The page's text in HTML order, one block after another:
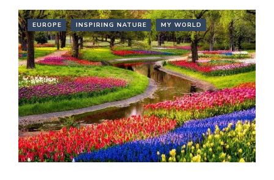
EUROPE INSPIRING NATURE MY WORLD